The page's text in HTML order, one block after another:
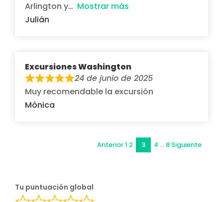
Arlington y
Mostrar más
Julián
Excursiones Washington
24 de junio de 2025
Muy recomendable la excursión
Mónica
AnteriorPágina
1 Página
2 Página
3 Página
4 … Página
8 Siguiente
Tu puntuación global